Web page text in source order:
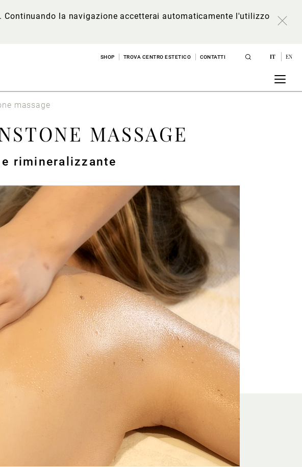
la navigazione accetterai automaticamente l'utilizzo
SHOP TROVA CENTRO ESTETICO CONTATTI IT EN
massage
MASSAGE
rimineralizzante